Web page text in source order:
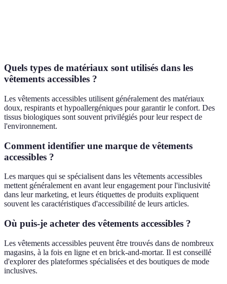
Quels types de matériaux sont utilisés dans les
vêtements accessibles ?
Les vêtements accessibles utilisent généralement des matériaux
doux, respirants et hypoallergéniques pour garantir le confort. Des
tissus biologiques sont souvent privilégiés pour leur respect de
l'environnement.
Comment identifier une marque de vêtements
accessibles ?
Les marques qui se spécialisent dans les vêtements accessibles
mettent généralement en avant leur engagement pour l'inclusivité
dans leur marketing, et leurs étiquettes de produits expliquent
souvent les caractéristiques d'accessibilité de leurs articles.
Où puis-je acheter des vêtements accessibles ?
Les vêtements accessibles peuvent être trouvés dans de nombreux
magasins, à la fois en ligne et en brick-and-mortar. Il est conseillé
d'explorer des plateformes spécialisées et des boutiques de mode
inclusives.